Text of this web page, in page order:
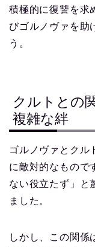
積極的に復讐を求
びゴルノヴァを助
う。
クルトとの
複雑な絆
ゴルノヴァとクル
に敵対的なもので
ない役立たず」と
ました。
しかし、この関係